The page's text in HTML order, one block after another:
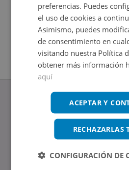
Edificio
Tel.: 914 842
preferencias. Puedes
el uso de cookies a
Asimismo, puedes
de consentimiento en
visitando nuestra Política
obtener más información
aquí
ACEPTAR Y
RECHAZARLAS
CONFIGURACIÓN DE